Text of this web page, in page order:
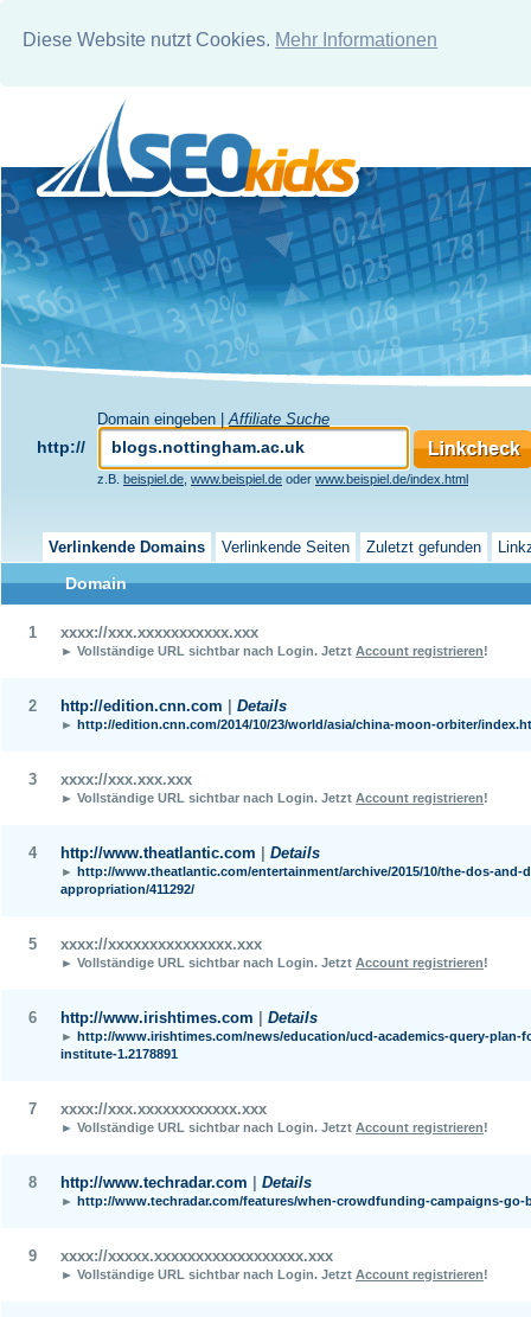
Diese Website nutzt Cookies. Mehr Informationen
Domain eingeben | Affiliate Suche
http://
z.B. beispiel.de www.beispiel.de oder www.beispiel.de/index.html
Verlinkende Domains Verlinkende Seiten Zuletzt gefunden
Domain
1 xxxx://xxx.xxxxxxxxxxx.xxx
► Vollständige URL sichtbar nach Login. Jetzt Account registrieren!
2 http://edition.cnn.com Details
► http://edition.cnn.com/2014/10/23/world/asia/china-moon-orbiter/
3 xxxx://xxx.xxx.xxx
► Vollständige URL sichtbar nach Login. Jetzt Account registrieren!
4 http://www.theatlantic.com Details
► http://www.theatlantic.com/entertainment/archive/2015/10/the-dos-
appropriation/411292/
5 xxxx://xxxxxxxxxxxxxxx.xxx
► Vollständige URL sichtbar nach Login. Jetzt Account registrieren!
6 http://www.irishtimes.com Details
► http://www.irishtimes.com/news/education/ucd-academics-query-plan-
institute-1.2178891
7 xxxx://xxx.xxxxxxxxxxxx.xxx
► Vollständige URL sichtbar nach Login. Jetzt Account registrieren!
8 http://www.techradar.com Details
► http://www.techradar.com/features/when-crowdfunding-campaigns-go-
9 xxxx://xxxxx.xxxxxxxxxxxxxxxxxx.xxx
► Vollständige URL sichtbar nach Login. Jetzt Account registrieren!